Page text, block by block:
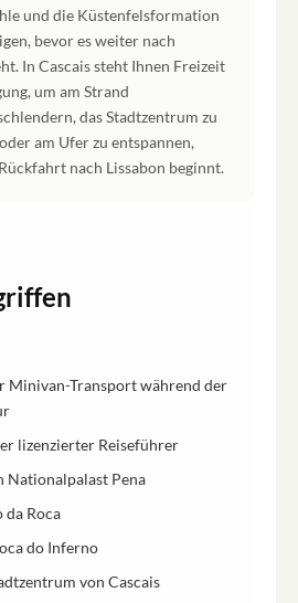
und die Küstenfelsformation
bevor es weiter nach
In Cascais steht Ihnen Freizeit
um am Strand
das Stadtzentrum zu
am Ufer zu entspannen,
nach Lissabon beginnt.
Minivan-Transport während der
lizenzierter Reiseführer
Nationalpalast Pena
da Roca
do Inferno
von Cascais